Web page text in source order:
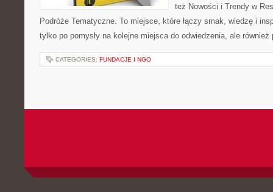
też Nowości i Trendy w
Podróże Tematyczne. To miejsce, które łączy smak, wiedzę i
tylko po pomysły na kolejne miejsca do odwiedzenia, ale
CATEGORIES: FUNDACJE I NGO